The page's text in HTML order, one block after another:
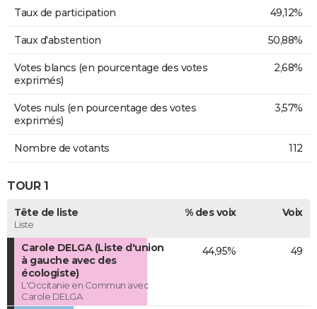
Taux de participation 49,12%
Taux d'abstention 50,88%
Votes blancs (en pourcentage des votes
exprimés)
2,68%
Votes nuls (en pourcentage des votes
exprimés)
3,57%
Nombre de votants 112
TOUR 1
Tête de liste
Liste
% des voix Voix
Carole DELGA (Liste d'union
à gauche avec des
écologiste)
L'Occitanie en Commun avec
Carole DELGA
44,95% 49